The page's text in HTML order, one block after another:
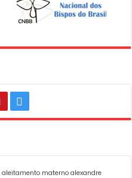
aleitamento materno alexandre